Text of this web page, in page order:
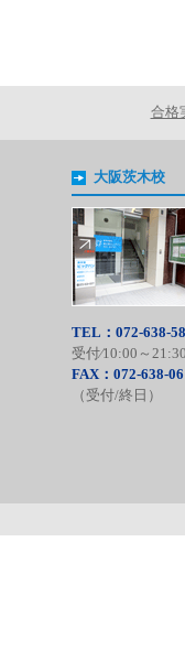
合格
大阪茨木校
TEL：072-638-
受付⁄10:00～
FAX：072-638-
（受付/終日）